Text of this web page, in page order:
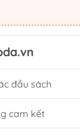
đầu sách
cam kết